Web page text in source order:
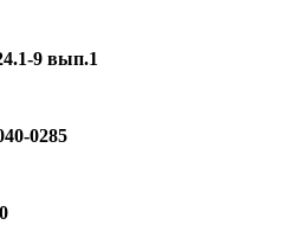
9 вып.1
0285